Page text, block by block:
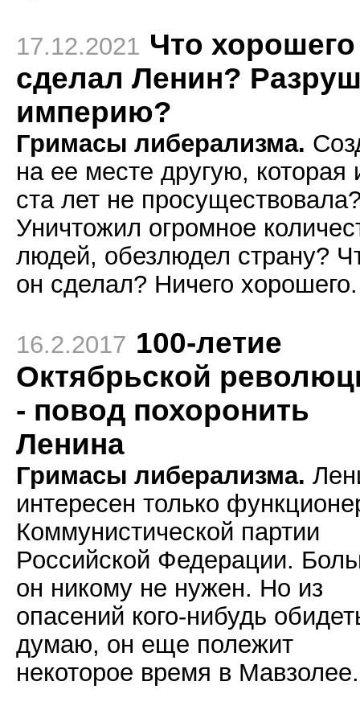
17.12.2021 Что хорошего
сделал Ленин?
империю?
Гримасы либерализма.
на ее месте другую, которая
ста лет не
Уничтожил огромное
людей, обезлюдел страну?
он сделал? Ничего хорошего.
16.2.2017 100-летие
Октябрьской
- повод похоронить
Ленина
Гримасы либерализма.
интересен только
Коммунистической партии
Российской Федерации.
он никому не нужен. Но из
опасений кого-нибудь
думаю, он еще полежит
некоторое время в Мавзолее.